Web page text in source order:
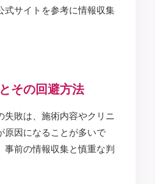
式サイトを参考に情報収集
その回避方法
失敗は、施術内容やクリニ
原因になることが多いで
事前の情報収集と慎重な判